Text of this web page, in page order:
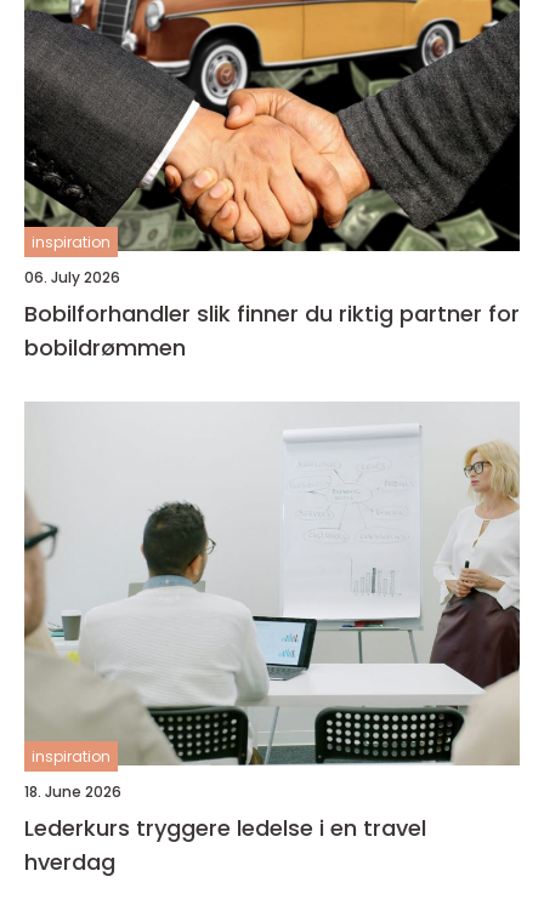
inspiration
06. July 2026
Bobilforhandler slik finner du riktig partner for
bobildrømmen
inspiration
18. June 2026
Lederkurs tryggere ledelse i en travel
hverdag